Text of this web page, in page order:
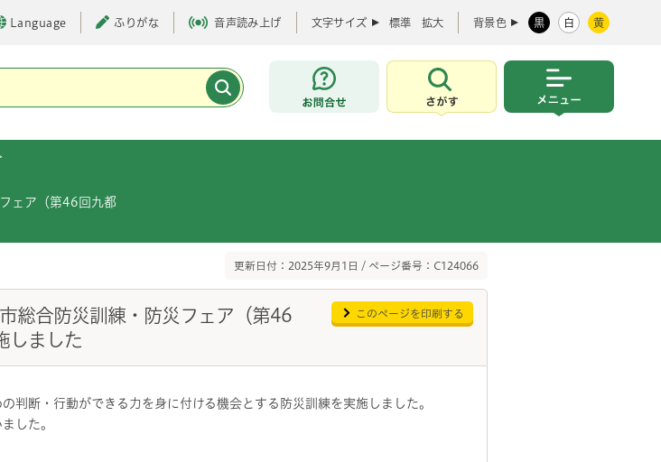
Language ふりがな 音声読み上げ 文字サイズ 標準 拡大 背景色 黒 白 黄
お問合せ
さがす
ェア（第46回九都
更新日付：2025年9月1日 / ページ番号：C124066
総合防災訓練・防災フェア（第46
しました
このページを印刷する
判断・行動ができる力を身に付ける機会とする防災訓練を実施しました。
した。